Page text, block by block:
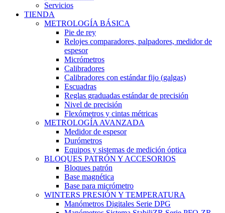
Servicios
TIENDA
METROLOGÍA BÁSICA
Pie de rey
Relojes comparadores, palpadores, medidor de
espesor
Micrómetros
Calibradores
Calibradores con estándar fijo (galgas)
Escuadras
Reglas graduadas estándar de precisión
Nivel de precisión
Flexómetros y cintas métricas
METROLOGÍA AVANZADA
Medidor de espesor
Durómetros
Equipos y sistemas de medición óptica
BLOQUES PATRÓN Y ACCESORIOS
Bloques patrón
Base magnética
Base para micrómetro
WINTERS PRESIÓN Y TEMPERATURA
Manómetros Digitales Serie DPG